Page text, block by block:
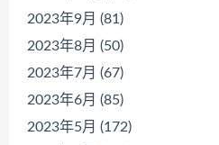
2023年9月 (81)
2023年8月 (50)
2023年7月 (67)
2023年6月 (85)
2023年5月 (172)